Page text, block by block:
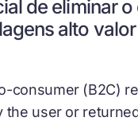
de eliminar
alto
consumer (B2C)
user or